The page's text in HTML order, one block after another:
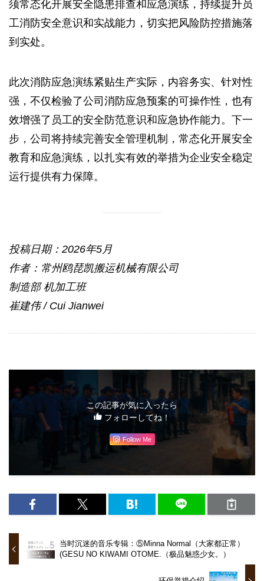
须常态化开展安全隐患排查和应急演练，持续提升员
工消防安全意识和实战能力，切实把风险防控措施落
到实处。
此次消防应急演练紧贴生产实际，内容务实、针对性
强，不仅检验了公司消防应急预案的可操作性，也有
效增强了员工的安全防范意识和应急协作能力。下一
步，公司将持续完善安全管理机制，常态化开展安全
教育和应急演练，以扎实有效的举措为企业安全稳定
运行提供有力保障。
投稿日期：2026年5月
作者：常州鸥琵凯搬运机械有限公司
制造部 机加工班
崔建伟 / Cui Jianwei
この記事が気に入ったら
フォローしてね！
Follow Me
当时沉迷的音乐专辑：⑤Minna Normal（大家都正常）
(GESU NO KIWAMI OTOME.（极品魅惑少女。）